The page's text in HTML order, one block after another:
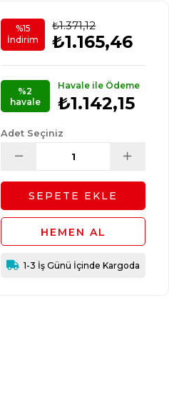
%15
İndirim
₺1.371,12
₺1.165,46
Havale ile Ödeme
₺1.142,15
%2
havale
Adet Seçiniz
1-3 İş Günü İçinde Kargoda